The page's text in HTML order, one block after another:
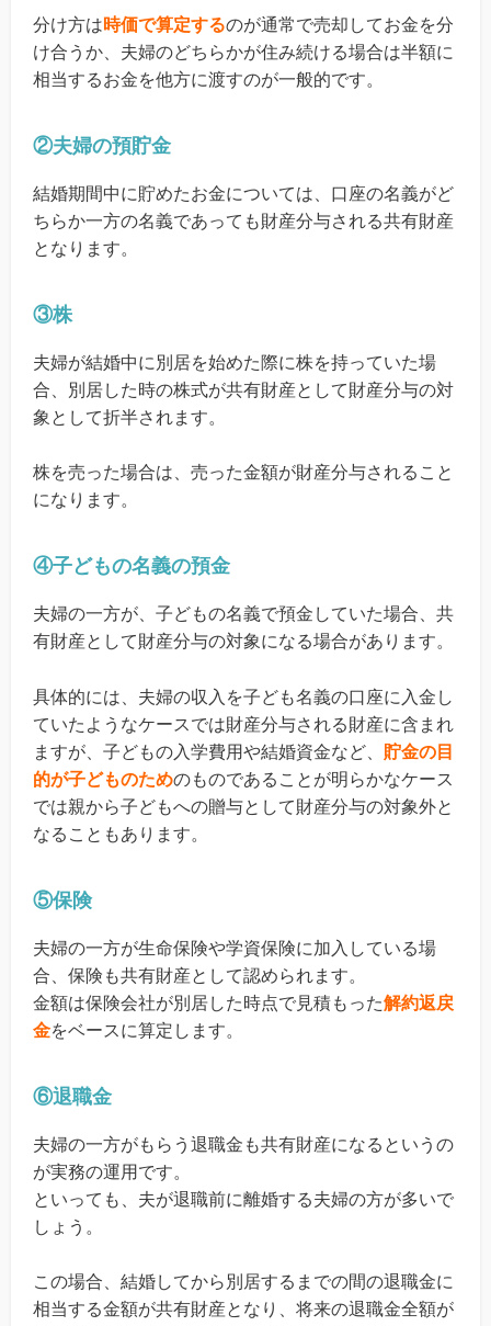
分け方は時価で算定するのが通常で売却してお金を分
け合うか、夫婦のどちらかが住み続ける場合は半額に
相当するお金を他方に渡すのが一般的です。
②夫婦の預貯金
結婚期間中に貯めたお金については、口座の名義がど
ちらか一方の名義であっても財産分与される共有財産
となります。
③株
夫婦が結婚中に別居を始めた際に株を持っていた場
合、別居した時の株式が共有財産として財産分与の対
象として折半されます。
株を売った場合は、売った金額が財産分与されること
になります。
④子どもの名義の預金
夫婦の一方が、子どもの名義で預金していた場合、共
有財産として財産分与の対象になる場合があります。
具体的には、夫婦の収入を子ども名義の口座に入金し
ていたようなケースでは財産分与される財産に含まれ
ますが、子どもの入学費用や結婚資金など、 貯金の目
的が子どものためのものであることが明らかなケース
では親から子どもへの贈与として財産分与の対象外と
なることもあります。
⑤保険
夫婦の一方が生命保険や学資保険に加入している場
合、保険も共有財産として認められます。
金額は保険会社が別居した時点で見積もった解約返戻
金をベースに算定します。
⑥退職金
夫婦の一方がもらう退職金も共有財産になるというの
が実務の運用です。
といっても、夫が退職前に離婚する夫婦の方が多いで
しょう。
この場合、結婚してから別居するまでの間の退職金に
相当する金額が共有財産となり、将来の退職金全額が